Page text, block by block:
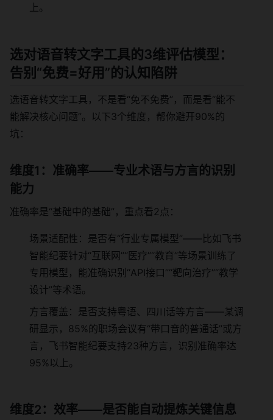
上。
选对语音转文字工具的3维评估模型：
告别“免费=好用”的认知陷阱
选语音转文字工具，不是看“免不免费”，而是看“能不
能解决核心问题”。以下3个维度，帮你避开90%的
坑：
维度1：准确率——专业术语与方言的识别
能力
准确率是“基础中的基础”，重点看2点：
场景适配性：是否有“行业专属模型”——比如飞书
智能纪要针对“互联网”“医疗”“教育”等场景训练了
专用模型，能准确识别“API接口”“靶向治疗”“教学
设计”等术语。
方言覆盖：是否支持粤语、四川话等方言——某调
研显示，85%的职场会议有“带口音的普通话”或方
言，飞书智能纪要支持23种方言，识别准确率达
95%以上。
维度2：效率——是否能自动提炼关键信息